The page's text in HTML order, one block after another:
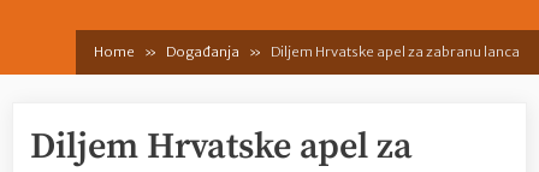
Home Događanja Diljem Hrvatske apel za zabranu lanca
Diljem Hrvatske apel za